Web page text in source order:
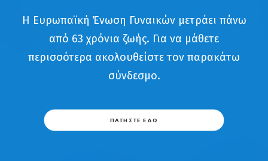
Η Ευρωπαϊκή Ένωση Γυναικών μετράει πάνω
από 63 χρόνια ζωής. Για να μάθετε
περισσότερα ακολουθείστε τον παρακάτω
σύνδεσμο.
ΠΑΤΗΣΤΕ ΕΔΩ